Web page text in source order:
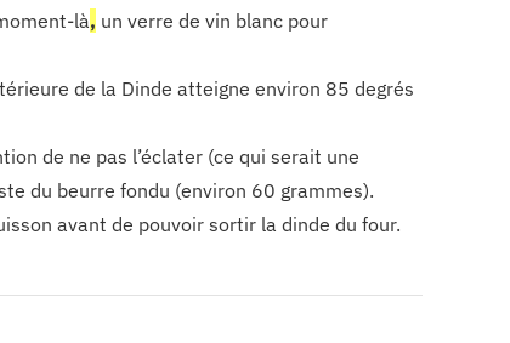
là, un verre de vin blanc pour
de la Dinde atteigne environ 85 degrés
de ne pas l’éclater (ce qui serait une
du beurre fondu (environ 60 grammes).
avant de pouvoir sortir la dinde du four.